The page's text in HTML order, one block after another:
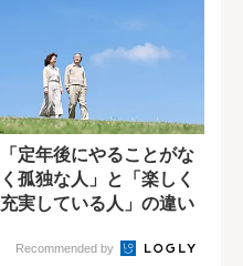
「定年後にやることがな
く孤独な人」と「楽しく
充実している人」の違い
Recommended by